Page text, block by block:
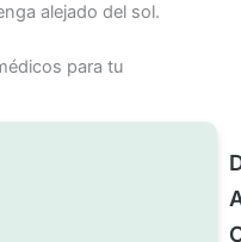
alejado del sol.
para tu